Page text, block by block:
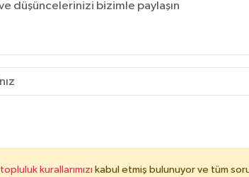
topluluk kurallarımızı kabul etmiş bulunuyor ve tüm